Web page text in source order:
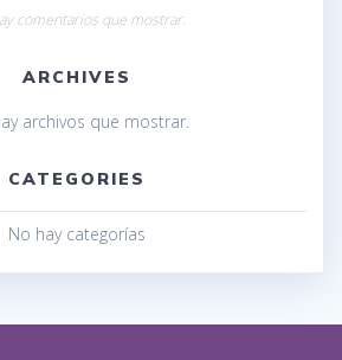
comentarios que mostrar.
ARCHIVES
archivos que mostrar.
CATEGORIES
No hay categorías